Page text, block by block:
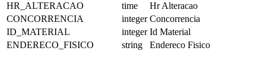
HR_ALTERACAO
time
Hr Alteracao
CONCORRENCIA
integer Concorrencia
ID_MATERIAL
integer Id Material
ENDERECO_FISICO
string Endereco Fisico